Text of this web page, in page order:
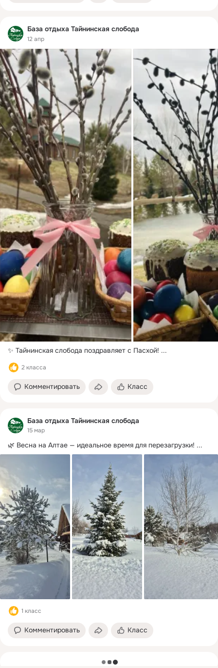
База отдыха Тайнинская слобода
12 апр
✨ Тайнинская слобода поздравляет с Пасхой! ...
2 класса
Комментировать Класс
База отдыха Тайнинская слобода
15 мар
🌿 Весна на Алтае — идеальное время для перезагрузки! ...
1 класс
Комментировать Класс